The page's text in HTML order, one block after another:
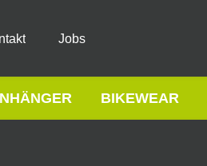
Jobs
BIKEWEAR